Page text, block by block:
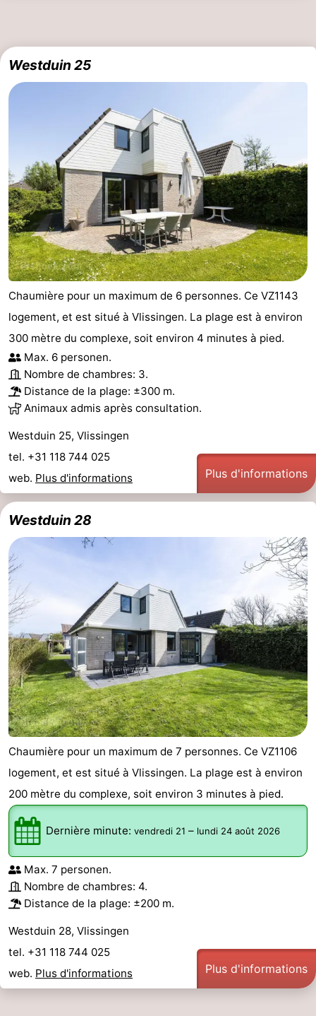
Westduin 25
Chaumière pour un maximum de 6 personnes. Ce VZ1143
logement, et est situé à Vlissingen. La plage est à environ
300 mètre du complexe, soit environ 4 minutes à pied.
Max. 6 personen.
Nombre de chambres: 3.
Distance de la plage: ±300 m.
Animaux admis après consultation.
Westduin 25, Vlissingen
tel. +31 118 744 025
web. Plus d'informations Plus d'informations
Westduin 28
Chaumière pour un maximum de 7 personnes. Ce VZ1106
logement, et est situé à Vlissingen. La plage est à environ
200 mètre du complexe, soit environ 3 minutes à pied.
Dernière minute: vendredi 21 – lundi 24 août 2026
Max. 7 personen.
Nombre de chambres: 4.
Distance de la plage: ±200 m.
Westduin 28, Vlissingen
tel. +31 118 744 025
web. Plus d'informations Plus d'informations